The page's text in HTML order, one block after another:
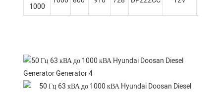
1000